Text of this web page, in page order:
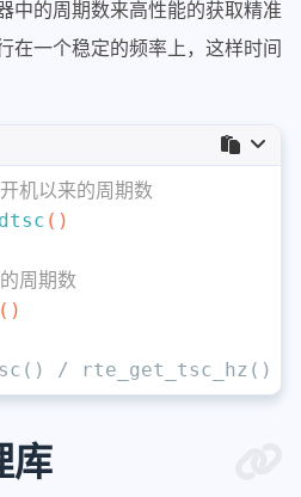
(struct rte_mbuf *m0,
union
=
中的周期数来高性能的获取精准
在一个稳定的频率上，这样时间
机以来的周期数
()
周期数
()
/ rte_get_tsc_hz()
库